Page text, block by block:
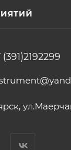
(391)2192299